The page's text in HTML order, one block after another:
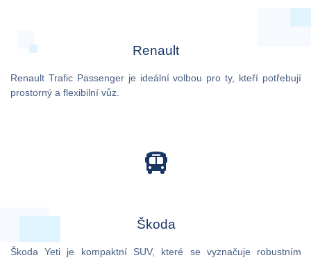
Renault
Renault Trafic Passenger je ideální volbou pro ty, kteří potřebují
prostorný a flexibilní vůz.
Škoda
Škoda Yeti je kompaktní SUV, které se vyznačuje robustním